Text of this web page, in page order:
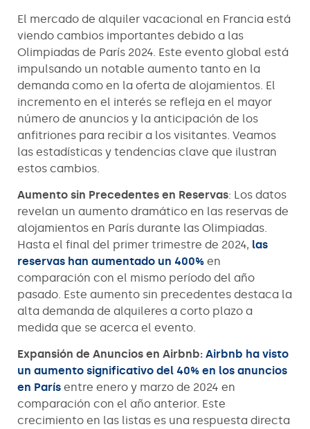
El mercado de alquiler vacacional en Francia está
viendo cambios importantes debido a las
Olimpiadas de París 2024. Este evento global está
impulsando un notable aumento tanto en la
demanda como en la oferta de alojamientos. El
incremento en el interés se refleja en el mayor
número de anuncios y la anticipación de los
anfitriones para recibir a los visitantes. Veamos
las estadísticas y tendencias clave que ilustran
estos cambios.
Aumento sin Precedentes en Reservas: Los datos
revelan un aumento dramático en las reservas de
alojamientos en París durante las Olimpiadas.
Hasta el final del primer trimestre de 2024, las
reservas han aumentado un 400% en
comparación con el mismo período del año
pasado. Este aumento sin precedentes destaca la
alta demanda de alquileres a corto plazo a
medida que se acerca el evento.
Expansión de Anuncios en Airbnb: Airbnb ha visto
un aumento significativo del 40% en los anuncios
en París entre enero y marzo de 2024 en
comparación con el año anterior. Este
crecimiento en las listas es una respuesta directa